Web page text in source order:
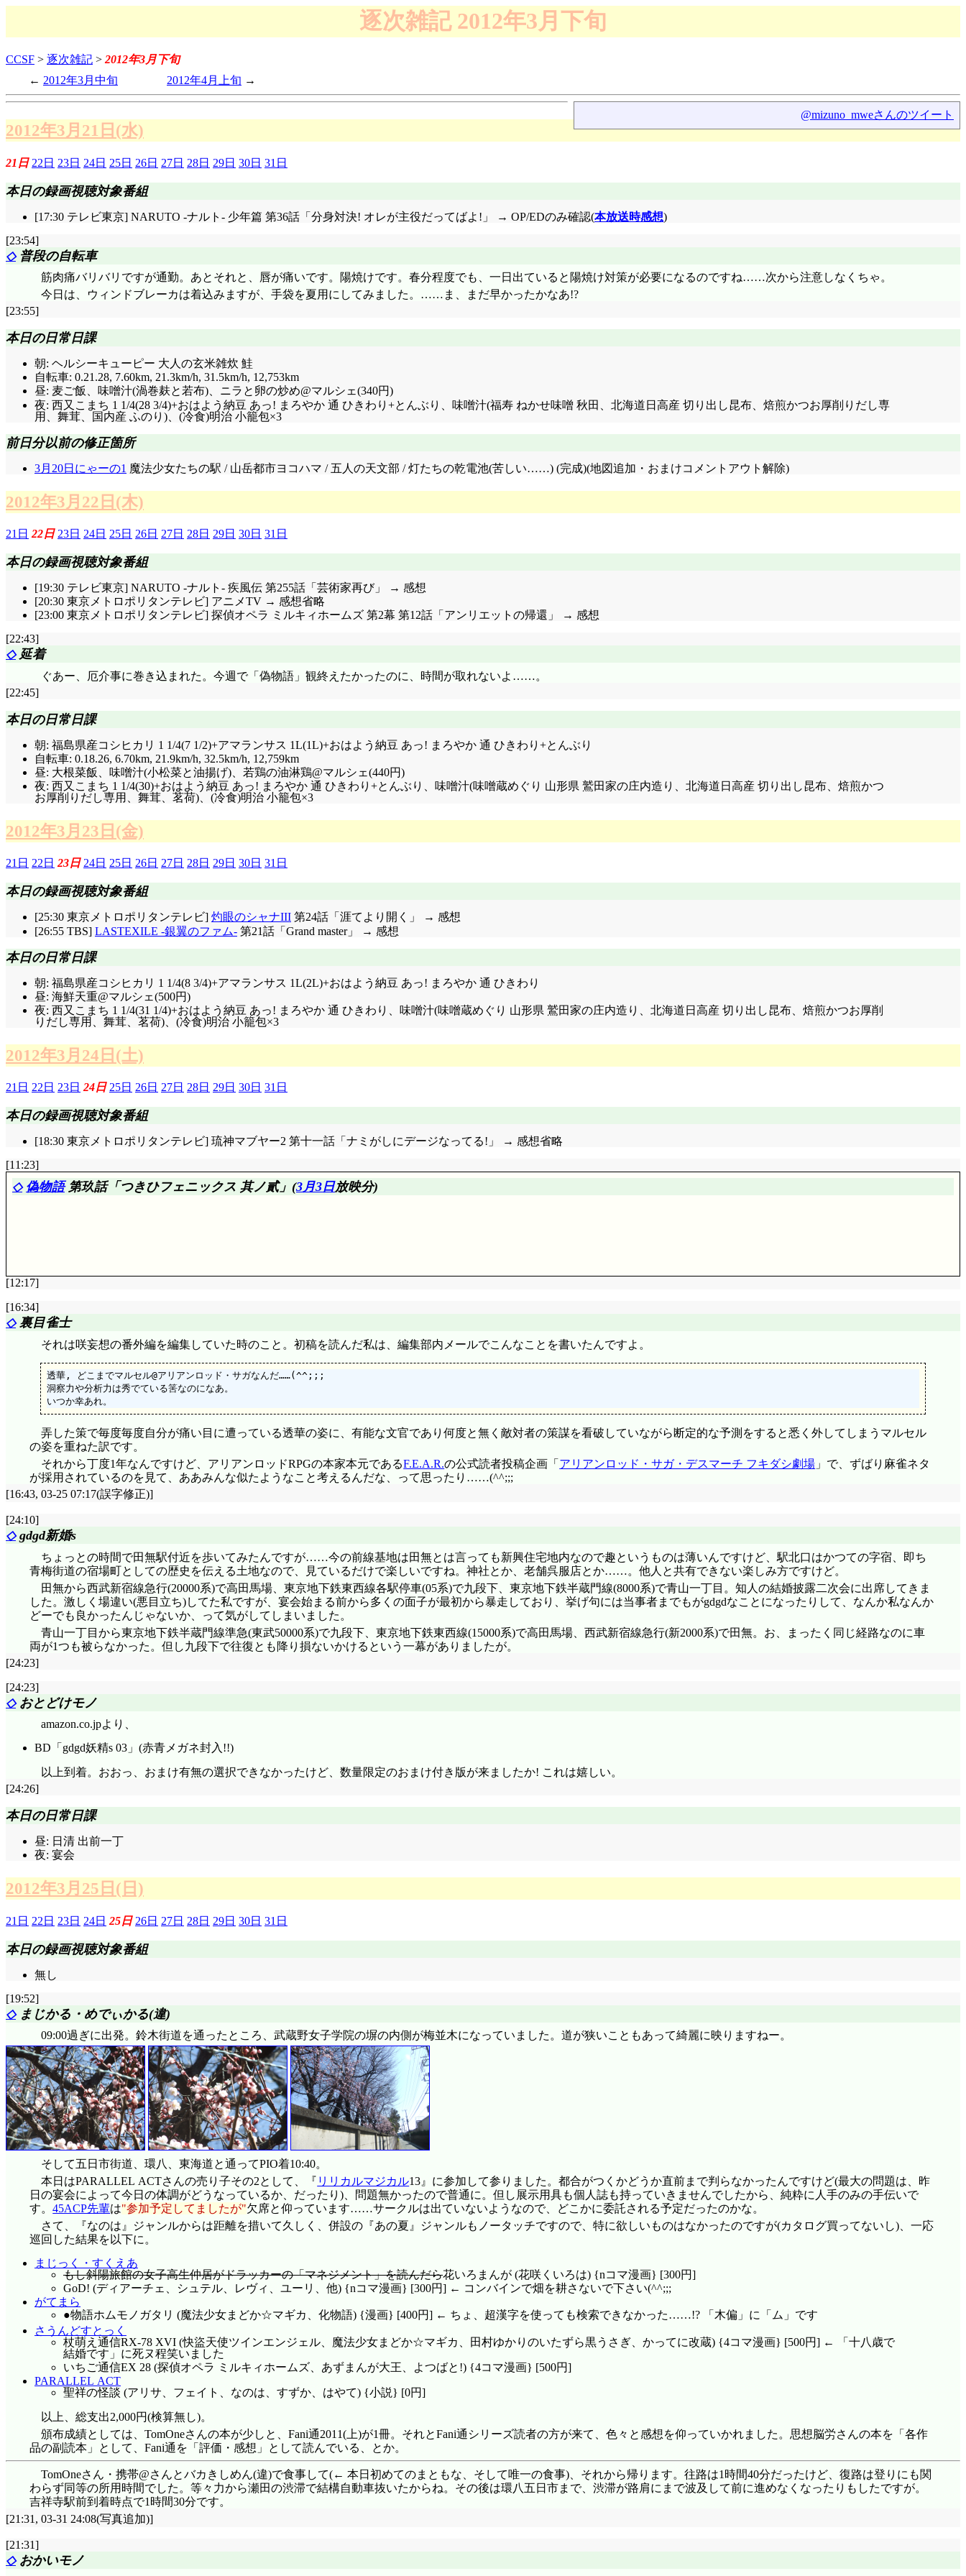
逐次雑記 2012年3月下旬
CCSF > 逐次雑記 >2012年3月下旬
2012年3月中旬
2012年4月上旬
@mizuno_mweさんのツイート
2012年3月21日(水)
21日 22日 23日 24日 25日 26日 27日 28日 29日 30日 31日
本日の録画視聴対象番組
[17:30 テレビ東京] NARUTO -ナルト- 少年篇 第36話「分身対決! オレが主役だってばよ!」 → OP/EDのみ確認(本放送時感想)
[23:54]
◇普段の自転車
筋肉痛バリバリですが通勤。あとそれと、唇が痛いです。陽焼けです。春分程度でも、一日出ていると陽焼け対策が必要になるのですね……次から注意しなくちゃ。
今日は、ウィンドブレーカは着込みますが、手袋を夏用にしてみました。……ま、まだ早かったかなあ!?
[23:55]
本日の日常日課
朝: ヘルシーキューピー 大人の玄米雑炊 鮭
自転車: 0.21.28, 7.60km, 21.3km/h, 31.5km/h, 12,753km
昼: 麦ご飯、味噌汁(渦巻麸と若布)、ニラと卵の炒め@マルシェ(340円)
夜: 西又こまち 1 1/4(28 3/4)+おはよう納豆 あっ! まろやか 通 ひきわり+とんぶり、味噌汁(福寿 ねかせ味噌 秋田、北海道日高産 切り出し昆布、焙煎かつお厚削りだし専
用、舞茸、国内産 ふのり)、(冷食)明治 小籠包×3
前日分以前の修正箇所
3月20日にゃーの1 魔法少女たちの駅 / 山岳都市ヨコハマ / 五人の天文部 / 灯たちの乾電池(苦しい……) (完成)(地図追加・おまけコメントアウト解除)
2012年3月22日(木)
21日 22日 23日 24日 25日 26日 27日 28日 29日 30日 31日
本日の録画視聴対象番組
[19:30 テレビ東京] NARUTO -ナルト- 疾風伝 第255話「芸術家再び」 → 感想
[20:30 東京メトロポリタンテレビ] アニメTV → 感想省略
[23:00 東京メトロポリタンテレビ] 探偵オペラ ミルキィホームズ 第2幕 第12話「アンリエットの帰還」 → 感想
[22:43]
◇延着
ぐあー、厄介事に巻き込まれた。今週で「偽物語」観終えたかったのに、時間が取れないよ……。
[22:45]
本日の日常日課
朝: 福島県産コシヒカリ 1 1/4(7 1/2)+アマランサス 1L(1L)+おはよう納豆 あっ! まろやか 通 ひきわり+とんぶり
自転車: 0.18.26, 6.70km, 21.9km/h, 32.5km/h, 12,759km
昼: 大根菜飯、味噌汁(小松菜と油揚げ)、若鶏の油淋鶏@マルシェ(440円)
夜: 西又こまち 1 1/4(30)+おはよう納豆 あっ! まろやか 通 ひきわり+とんぶり、味噌汁(味噌蔵めぐり 山形県 鷲田家の庄内造り、北海道日高産 切り出し昆布、焙煎かつ
お厚削りだし専用、舞茸、茗荷)、(冷食)明治 小籠包×3
2012年3月23日(金)
21日 22日 23日 24日 25日 26日 27日 28日 29日 30日 31日
本日の録画視聴対象番組
[25:30 東京メトロポリタンテレビ] 灼眼のシャナIII 第24話「涯てより開く」 → 感想
[26:55 TBS] LASTEXILE -銀翼のファム- 第21話「Grand master」 → 感想
本日の日常日課
朝: 福島県産コシヒカリ 1 1/4(8 3/4)+アマランサス 1L(2L)+おはよう納豆 あっ! まろやか 通 ひきわり
昼: 海鮮天重@マルシェ(500円)
夜: 西又こまち 1 1/4(31 1/4)+おはよう納豆 あっ! まろやか 通 ひきわり、味噌汁(味噌蔵めぐり 山形県 鷲田家の庄内造り、北海道日高産 切り出し昆布、焙煎かつお厚削
りだし専用、舞茸、茗荷)、(冷食)明治 小籠包×3
2012年3月24日(土)
21日 22日 23日 24日 25日 26日 27日 28日 29日 30日 31日
本日の録画視聴対象番組
[18:30 東京メトロポリタンテレビ] 琉神マブヤー2 第十一話「ナミがしにデージなってる!」 → 感想省略
[11:23]
◇ 偽物語第玖話「つきひフェニックス 其ノ貳」(3月3日放映分)
評価……☆☆☆☆(前回比: -2)
千枚通し、何本買ってきたんだよ!(^^;;; 針千本と合わせて百万本通し、あるいはメガ。暦と火憐には千枚通しが突き刺さりますが、暦から駿河へも釘刺しの電話。手を出す
なよってね。『確かに私は阿良々木先輩の妹さんに会ってみたいと言ったことはあるけれど、それはあくまでも冗談として言った訳であって、決して本気だった訳ではない
のだ。あ、いや、だって阿良々木先輩、阿良々木先輩の心遣いは本当に嬉しいと思うけれど、でも、だからって、妹さんの処女なんて貰えないよ!』釘を刺しておいて正解で
した!(^^;;; 「誰がやるか!! お前にやるくらいだったら僕が貰うわ!」くれるって言われてるしねえ(^^;;; 『お気持ちだけ頂戴しておく』「気持ちもやらねえよ! 妹に関してお前に
あげるものは何も無い!」改めて、約束を反故にして紹介したくなくなりましたでしょうねー。
公道上を逆立ち歩きで進む火憐。この時点で隣の暦にとっては罰ゲームなんですけど、火憐の更なる思い付き『じゃんけん必勝法』に付き合わされて……「いやいや、そ
うしとかねえと、後で兄ちゃんが『わざと負けてやったんだ』とか何とか、そんな負け惜しみを言い張る可能性があるだろうが」「じゃんけんでわざと負けるって、それは
ここからおぶっていく!」他人の振りもできなくなるという、ますますの罰ゲーム(^^;;; ところで『二輪の自動車以外の自動車通行止め』に補助標識『輕車輛ヲ除ク』が付いて
いるのは何の意味があるんだ。
じゃんけん必勝法・第一段階、掛け声は自分で出す! →「 ふっふっふっふ。判るか? 判ったか兄ちゃん? 『じゃん』と言って『けん』でもう手を出す! そうすることによって
『ぽん』を待っていた相手に強制的に後出しをさせることができるんだ! 競技の名称を利用した、敵に後出しを強いる、究極のテクニック!」火憐はキメ顔でそう言った! その
キメ顔に全力パンチ! 何というか、火憐のバカなところ……と言うより『頭悪いところ』が全開になった会話ですねー。
くなっていくのはまた別の性癖ですが(性癖言うな)。「えーと、いや、その、やっぱやめとこうか火憐ちゃん……僕最近勉強のし過ぎで太ったし……」「何キロ?」「えと、
56キロ……」「だったら平気だよ。180キロまではあたしにとっては重さじゃないし!」「お前は月の世界の住人か!?」月デハ參拾瓩、と出たけど、重力1/6だから9kg……あ、
180kgの方の1/6か。でも30kgもそれなりの重さだよね。それに慣性質量は変わらないから、持てても動かすのは簡単じゃないよ。
「ま、まあ、そうじゃなくともさ火憐ちゃん……ほら、おんぶならともかく肩車となると、おまえのポニテが邪魔になるじゃん?」「お? ああこのポニテか、確かにそうだ
な……うん、流石兄ちゃん! 言う通りじゃなかったことがねえなあ!」どんだけ切れ味良いんだその鍵は!? にしても迷いがねえなあでっかい妹御! ハニワ八九寺ならぬハニワ阿
良々木と化す暦が視聴者の感想をも的確に代弁するでしょう。「よしっ! これで兄ちゃんを肩車できるぜ!!」「お前っ……小学校の頃からずっとポニテだったじゃん! 拘りとか
あったんじゃねえのかよ!」「あー、長ったらしくて手入れが大変だし、寝る時面倒臭えし、起きたら起きたで寝癖だし、ずっとうざいと思ってたよ」「我慢してたの!?」火
憐って、自分自身に対しても自分の意思が上手く働かない、あるいは希薄なんでしょうか。『正義の味方』を行使するにも月火という参謀・頭脳が必要なんだし、髪を切る
という行動にも暦の一言が必要だったんだし。
『何でノリノリなんだよ……何で肩車する方が「乗り乗り」なんだよ……このドM妹が! やっぱこれ、全然僕に対する罰ゲームでしかねえだろ!』既に当初の目的とか罰ゲー
ムの意味とか関係無くて、暦を肩車することが目的に摩り替わってますよね。貝木でなくとも、火憐って直接詐欺の標的にされたら、凄く弱そう。だからこそ月火と組んで
いるんだろうけど。「怖い怖い怖い怖い! この高過ぎる視点、超怖い! 降ろせ降ろせ今すぐ降ろせー!! すいません降ろして下さい火憐ちゃん、いや火憐様!」いやさ! ほいさ! あ
っさり立場逆転ー。戦場ヶ原さんは羽川さんに逆らえず、阿良々木君は妹さんに逆らえなくなりました(違)
「兄ちゃんの局部が後頭部に当たって気持ち悪い。どうだろう兄ちゃん、ここは公平に、あたしのポニテ同様、兄ちゃんの局部も切り落とすべきじゃないだろうか」「怖
すぎるわ!! お前の髪はまた伸びるか知らんけど、僕の局部は切り落としたらもう色々と、あらゆる全てがおしまいだろうが!!」火の七日間が起きるくらいの終末を迎えるんで
すか(^^;;; てことは何か、最後には『腐ってやがる、早すぎたんだ』とか言われるの? ガハラさんあたりに(おいおい)
姿勢を変えて足を固定して「良し、これで大丈夫だ」「いや、僕があまり大丈夫じゃなくなっちゃってるけど。指先さえ動かなくなってるぞ、変な風に痺れてるし。ねえ
火憐様……これひょっとして、血の流れとか止められてません……?」実はアンクルホールドだったんでしょうか(^^;;; 「でもあたしは楽になったぞ? さっきまでは兄ちゃんの
脹脛があたしのおっぱいの先っちょに擦れて気持ち悪かったし、局部が頭に押し付けられたり、脇に挟んだり……兄ちゃん。肩車って、こんなにエロい行為だったっけ?」歯
ブラシ程では(^^;;; 「……いや、普通、男女逆なんだけどな」暦が火憐を肩車したら……忍に供血した直後なら勿論問題ないだろうけど、火憐の身長が高すぎることからバラ
ンス崩しやすいかもね。それにしても、毎度ながら、火憐の笑顔って素敵だよね、M的にかもしれないけど!
けど、火憐は蜂そのものではないよねえ……その辺、いくつか区別が必要です。叡考塾なる場所を尋ねる影縫さんに「ちょっと待って下さい。僕の友達に、日本中にある全
ての学習塾の位置を把握しているという、脅威の女子が居るんです」記憶力の問題は措いておくとしても、つまり全部調べたことがあるって事だよね……何の目的があった
「叡考塾? うん知ってるよ」『お前は何でも知ってるな』「何でもは知らないわよ。知ってることだけ。て言うか阿良々木君、叡考塾なら阿良々木君だって知ってる筈でし
ょ」実はメメが住み着いていた廃ビルのことなのでしたとさ。しかし、この街は現在怪異が大量発生しているけど、北白蛇神社ではなく叡考塾が(怪異も怪異以外も)集めてし
まっているんじゃないかって気がしてしまいます。「それじゃ阿良々木君、神原さんにも宜しく伝えておいてね」『……って、神原に会いに行くなんて僕一言も言ってね
え……ほんのちょっと塾の所在を聞くだけのことで、どれだけ僕のプライベートがバレちゃってるんだよ!? 代償でかすぎるだろ!』本当は、今火憐に肩車されていることだっ
てバレてるんですよね!? 翼は『何でも知ってる』ことより『何でも気が付く』ことの方が脅威かも。
地面を踏まないまま去っていく影縫さん……改めて見ると、街中に居るとは思えない風景になってしまっていますねえ。「あ、ごめんなさい。何か凄え強そうな人だなあ
って思ってさ、構えちゃってた」「強そう? そうか? そうは見えなかったけど。振る舞いとか言葉遣いとかを除けば、どこにでも居る綺麗なお姉さんって感じだったけど?」
それ除いたら何も残らないんじゃないかってくらいに奇矯な面が多すぎると思うのですが。「あの人、兄ちゃんと話している間中、一遍も身体の軸がぶれてなかったよ。フ
ィギュアスケートの選手並のバランス感覚だ」そりゃポストの上に立つんだからねえ(違)。「けどお前だって、ブロック塀の上を歩いたりするだろ。しかも逆立ちしながら」
「うん、まあそうなんだけど」見た目のインパクトは火憐の方が上だよね、それだと! 「でもあの人、相当鍛えてるよ。拳の形、完璧に人を殴るための仕様になってたし」
憐の師匠ってどういう人なんだろう……。伊豆子さんだったりしないでしょうね!?
「こちら、直江津高校2年生の神原駿河さん。変態だから気をつけろ。こちら栂の木第二中学3年生の阿良々木火憐さん。バカだから気をつけろ」「「いやあ……♥」」『シ
ンクロして照れてんじゃねえよ、褒めてねえし』火憐はともかく駿河は、自分の性癖を抑えるのみならず隠さなければなりませんね! 相手の夢を壊さないためにも! というか
バレたら責任を取って暦に身体でお詫びをしなければならなくなるし、ってむしろそうしてしまうような!?
一人で帰る暦の前に真宵出現。最近は色々と言い訳してから全力疾走するのがパターンですかね。翼が真宵を見付けた時の和やかな会話とか見てみたいです。「さあ! 思い
っきりしがみつくぞー! 頬擦りするぞー! 触るぞ揉むぞ心行くまで愛するぞー! 今日こそ僕は八九寺を抱く!」 → ケイン「スネア!」(激違)。この全力転倒ぶり、暦の身体は大丈
夫でも、服と行き場の無い変態性がズタボロになっていそうな(^^;;; 「忍! 手前の仕業か! 糞っこいつこいつこいつ! 何の真似だ何の真似だ邪魔しやがって! 僕の人生の最大目標
を邪魔しやがって! もう血イやんねえぞこの金髪菌が! お前の事なんか見捨てとけば良かった!」マジ泣きだ(^^;;; 一人で影踏みしている危ない人にしか見えないのも何とも。
「あ、あのう、木々良々さん……」「八九寺。僕の名前をファンシーグッズのリトルツインスターズみたいに言い間違えるな。僕の名前は阿良々木だ。つーかお前、さっ
きすっ転んだ僕に対して驚きのリアクションを取る時、ちゃんと阿良々木さんって言ってたじゃねえか」「失礼、噛みました」「違う、わざとだ……」「はにかみました。
えへっ!」「可愛過ぎる!」演出も豪華で素晴らしい(*^^*) アドリブに弱いと言われたけど、この笑顔に突然晒されて冷静になるのは並大抵のことではないでしょう。
「しかし阿良々木さん。こんな真っ昼間からぶらぶらと街中を徘徊するとは余裕ですね。受験勉強は諦めたのですか? 頑張ってる振りをして羽川さんの気を惹くの飽きちゃ
いましたか?」「人聞きが悪すぎるわ!」しかし否定するのは難しそうですな(^^;;; 「まあ、羽川さんはいつまでも阿良々木さんの演技に騙されるような方ではありませんから
ね。大方、受験勉強を名目に羽川さんのキャミ姿を眺めてたのがバレちゃったんでしょう。阿良々木さんのモチベーションの半分は羽川さんのおっぱいに関係していますか
らね」「僕はお前から見てどんな人間なんだよ!?」変態紳士以外の何者でもないかと。「残り半分は、不肖私のメリハリボディ♥」「お前のボディのどこら辺にメリとかハリ
とかあるんだよ? お前のボディは何て言うかこう、美味しいビーフシチューが作れそうなくらいの寸胴ボディじゃねえか」エスカルゴを煮込んでみましょう(普通シチューに
はしないようですが)。
「僕、お前のことは好きだけど、別につるぺたのロリが好きって訳じゃねえんだよ。お前だって小学生にしては乳がでかい方だから相手してやってるだけなんだぞ、あく
までもお前の、現時点に於いてはあってないようなその胸の、将来性に期待しているに過ぎない」「人類の発言じゃありませんねそれ」将来性に期待しつつ、その『将来』
が存在しないことを理解していて、なおもその状態に魅力を感じる。理想ですね(おい)。「まあでも、あれだぜ八九寺。僕は戦場ヶ原と付き合ってるし、羽川のことが大好き
だけれど、結婚するならお前だと思ってるぜ」「私の大事な人生初プロポーズを貴方が奪わないで下さい阿良々木さん! て言うか小学生にプロポーズしないで下さい!」駿河
と撫子は対象外ですか? いやまあ実際、撫子のことはまったく眼中に無い訳ですけどね(外堀を埋められつつありますが)。忍は別格ですけど。
「ところで乾拭きさん」「確かに僕は明日神原の部屋を掃除する予定だけども、だからと言って別に掃除好きの掃除マニアって訳じゃないんだから、乾いた布での清掃方
みたいな名前で僕を呼ぶな。僕の名前は阿良々木だ」「失礼、噛みました」「違う、わざとだ……」「噛みました。はむっ」「甘噛みー!?」『良しっ、今回はちゃんとアドリ
ブに対応できた! 僕もやられっ放しじゃない!』はい、ここで大切な話があります! つまり火憐は、掃除前日のとても人に見せられない状態の駿河に招かれたんですね!? さあど
んな印象を受けるのか!
というところで斧乃木ちゃん登場……って予想以上に派手な格好だー!? ここまでゴテゴテだったのか。これで次からは同人方面でも登場頻度が高まりますから楽しみで
す。「ねえ、鬼のお兄ちゃん。知ってるんだったら教えてよ、僕の知りたい道のこと。僕はキメ顔でそう言った」これは、この口癖がまだ生きている時のこと……。本エピ
ソードではともかく、次からはこの子もどんどん壊れていくからね(別の意味で)。「しかし阿良々木さん。私の見るところ、あの子はなかなかできますよ。私の師匠でようや
く互角ぐらいでしょうね」「お前に師匠なんか居ねえよ」普通に学校の先生ですよね、10年前の。
[12:17]
[16:34]
◇裏目雀士
それは咲妄想の番外編を編集していた時のこと。初稿を読んだ私は、編集部内メールでこんなことを書いたんですよ。
透華, どこまでマルセル@アリアンロッド・サガなんだ……(^^;;;
洞察力や分析力は秀でている筈なのになあ。
弄した策で毎度毎度自分が痛い目に遭っている透華の姿に、有能な文官であり何度と無く敵対者の策謀を看破していながら断定的な予測をすると悉く外してしまうマルセル
の姿を重ねた訳です。
それから丁度1年なんですけど、アリアンロッドRPGの本家本元であるF.E.A.R.の公式読者投稿企画「 アリアンロッド・サガ・デスマーチ フキダシ劇場 」で、ずばり麻雀ネタ
が採用されているのを見て、ああみんな似たようなこと考えるんだな、って思ったり……(^^;;;
[16:43, 03-25 07:17(誤字修正)]
[24:10]
◇gdgd新婚s
ちょっとの時間で田無駅付近を歩いてみたんですが……今の前線基地は田無とは言っても新興住宅地内なので趣というものは薄いんですけど、駅北口はかつての字宿、即ち
青梅街道の宿場町としての歴史を伝える土地なので、見ているだけで楽しいですね。神社とか、老舗呉服店とか……。他人と共有できない楽しみ方ですけど。
田無から西武新宿線急行(20000系)で高田馬場、東京地下鉄東西線各駅停車(05系)で九段下、東京地下鉄半蔵門線(8000系)で青山一丁目。知人の結婚披露二次会に出席してきま
した。激しく場違い(悪目立ち)してた私ですが 、宴会始まる前から多くの面子が最初から暴走しており、挙げ句には当事者までもがgdgdなことになったりして、なんか私なんか
どーでも良かったんじゃないか、って気がしてしまいました。
青山一丁目から東京地下鉄半蔵門線準急(東武50000系)で九段下、東京地下鉄東西線(15000系)で高田馬場、西武新宿線急行(新2000系)で田無。お、まったく同じ経路なのに車
両が1つも被らなかった。但し九段下で往復とも降り損ないかけるという一幕がありましたが。
[24:23]
[24:23]
◇おとどけモノ
amazon.co.jpより、
BD「gdgd妖精s 03」(赤青メガネ封入!!)
以上到着。おおっ、おまけ有無の選択できなかったけど、数量限定のおまけ付き版が来ましたか! これは嬉しい。
[24:26]
本日の日常日課
昼: 日清 出前一丁
夜: 宴会
2012年3月25日(日)
21日 22日 23日 24日 25日 26日 27日 28日 29日 30日 31日
本日の録画視聴対象番組
無し
[19:52]
◇まじかる・めでぃかる(違)
09:00過ぎに出発。鈴木街道を通ったところ、武蔵野女子学院の塀の内側が梅並木になっていました。道が狭いこともあって綺麗に映りますねー。
そして五日市街道、環八、東海道と通ってPIO着10:40。
本日はPARALLEL ACTさんの売り子その2として、『 リリカルマジカル13』に参加して参りました。都合がつくかどうか直前まで判らなかったんですけど(最大の問題は、昨
日の宴会によって今日の体調がどうなっているか、だったり)、問題無かったので普通に。但し展示用具も個人誌も持っていきませんでしたから、純粋に人手のみの手伝いで
す。45ACP先輩は 参加予定してましたが 欠席と仰っています……サークルは出ていないようなので、どこかに委託される予定だったのかな。
さて、『なのは』ジャンルからは距離を措いて久しく、併設の『あの夏』ジャンルもノータッチですので、特に欲しいものはなかったのですが(カタログ買ってないし)、一応
巡回した結果を以下に。
まじっく・すくえあ
もし斜陽旅館の女子高生仲居がドラッカーの「マネジメント」を読んだら花いろまんが (花咲くいろは) {nコマ漫画} [300円]
GoD! (ディアーチェ、シュテル、レヴィ、ユーリ、他) {nコマ漫画} [300円] ← コンバインで畑を耕さないで下さい(^^;;;
がてまら
●物語ホムモノガタリ (魔法少女まどか☆マギカ、化物語) {漫画} [400円] ← ちょ、超漢字を使っても検索できなかった……!? 「木偏」に「ム」です
さうんどすとっく
杖萌え通信RX-78 XVI (快盜天使ツインエンジェル、魔法少女まどか☆マギカ、田村ゆかりのいたずら黒うさぎ、かってに改蔵) {4コマ漫画} [500円] ← 「十八歳で
結婚です」に死ヌ程笑いました
いちご通信EX 28 (探偵オペラ ミルキィホームズ、あずまんが大王、よつばと!) {4コマ漫画} [500円]
PARALLEL ACT
聖祥の怪談 (アリサ、フェイト、なのは、すずか、はやて) {小説} [0円]
以上、総支出2,000円(検算無し)。
頒布成績としては、TomOneさんの本が少しと、Fani通2011(上)が1冊。それとFani通シリーズ読者の方が来て、色々と感想を仰っていかれました。思想脳労さんの本を「各作
品の副読本」として、Fani通を「評価・感想」として読んでいる、とか。
TomOneさん・携帯@さんとバカきしめん(違)で食事して(← 本日初めてのまともな、そして唯一の食事)、それから帰ります。往路は1時間40分だったけど、復路は登りにも関
わらず同等の所用時間でした。等々力から瀬田の渋滞で結構自動車抜いたからね。その後は環八五日市まで、渋滞が路肩にまで波及して前に進めなくなったりもしたですが。
吉祥寺駅前到着時点で1時間30分です。
[21:31, 03-31 24:08(写真追加)]
[21:31]
◇おかいモノ